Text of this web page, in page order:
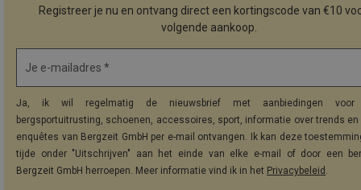
Registreer je nu en ontvang direct een kortingscode van €10
volgende aankoop.
Je e-mailadres *
Ja, ik wil regelmatig de nieuwsbrief met aanbiedingen voor
bergsportuitrusting, schoenen, accessoires, sport, informatie over trends
enquêtes van Bergzeit GmbH per e-mail ontvangen. Ik kan deze
tijde onder "Uitschrijven" aan het einde van elke e-mail of door een
Bergzeit GmbH herroepen. Meer informatie vind ik in het Privacybeleid .